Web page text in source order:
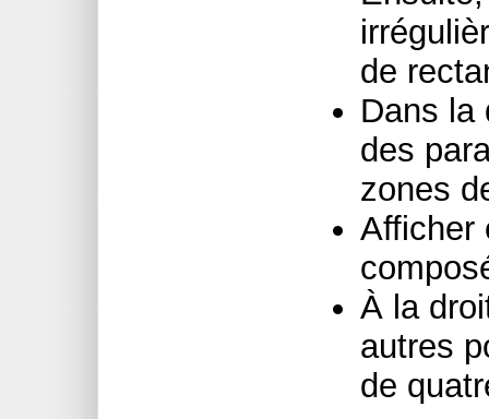
de
Dans la
des
zones
Afficher
À la
autres
de